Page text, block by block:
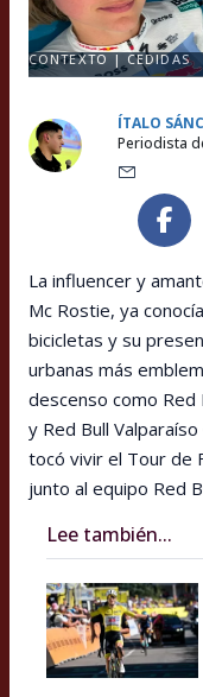
CONTEXTO | CEDIDAS
ÍTALO
Periodista
La influencer y
Mc Rostie, ya
bicicletas y su
urbanas más
descenso como Red
y Red Bull
tocó vivir el Tour de
junto al equipo Red
Lee también...